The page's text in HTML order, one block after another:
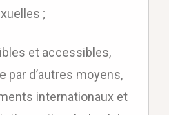
;
et accessibles,
par d’autres moyens,
internationaux et